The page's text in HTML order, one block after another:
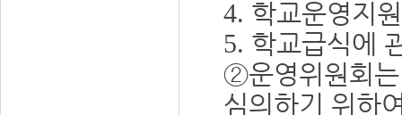
4. 학교운영지
5. 학교급식에
②운영위원회
심의하기 위하